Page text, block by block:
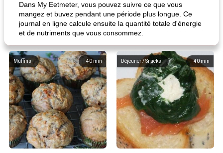
Dans My Eetmeter, vous pouvez suivre ce que vous
mangez et buvez pendant une période plus longue. Ce
journal en ligne calcule ensuite la quantité totale d'énergie
et de nutriments que vous consommez.
40 min
Muffins 40 min
Déjeuner / Snacks